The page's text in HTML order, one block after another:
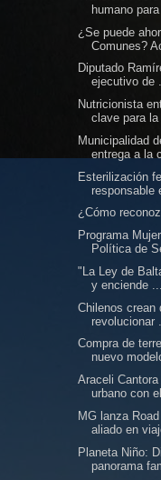
humano para
¿Se puede
Comunes?
Diputado
ejecutivo de
Nutricionista
clave para la
Municipalidad
entrega a la
Esterilización
responsable
¿Cómo
Programa
Política de
"La Ley de
y enciende ...
Chilenos crean
revolucionar
Compra de
nuevo
Araceli
urbano con
MG lanza
aliado en
Planeta Niño:
panorama